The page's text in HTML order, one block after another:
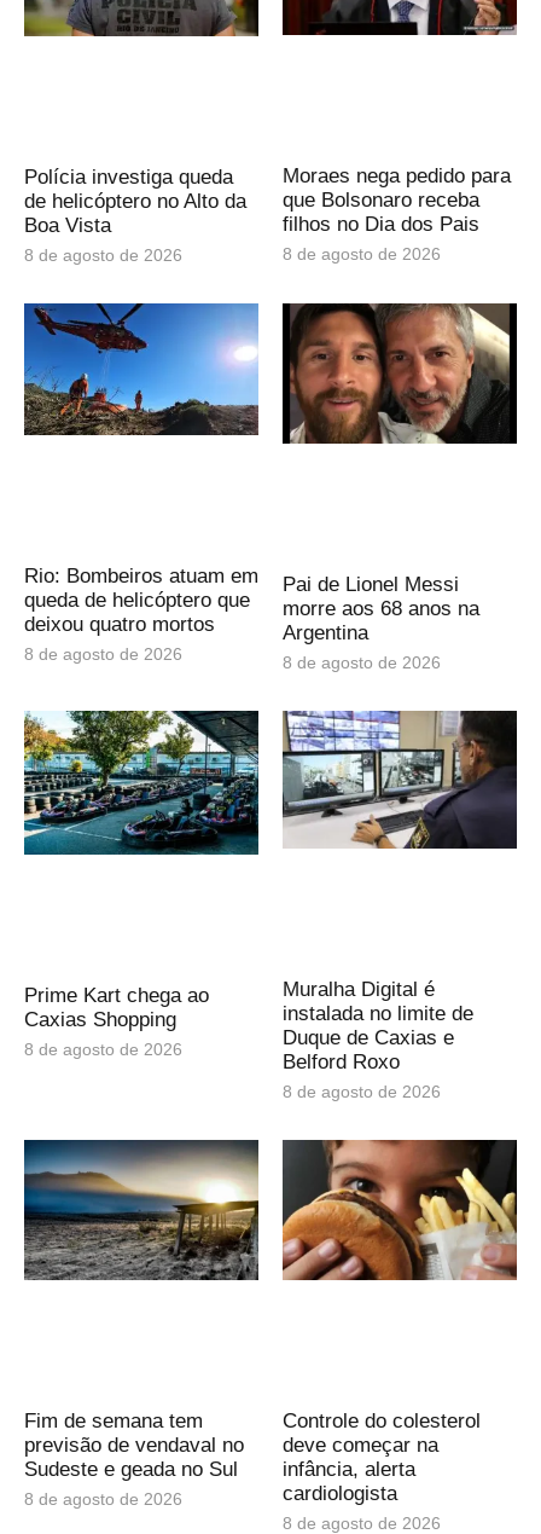
Polícia investiga queda
de helicóptero no Alto da
Boa Vista
8 de agosto de 2026
Moraes nega pedido para
que Bolsonaro receba
filhos no Dia dos Pais
8 de agosto de 2026
Rio: Bombeiros atuam em
queda de helicóptero que
deixou quatro mortos
8 de agosto de 2026
Pai de Lionel Messi
morre aos 68 anos na
Argentina
8 de agosto de 2026
Prime Kart chega ao
Caxias Shopping
8 de agosto de 2026
Muralha Digital é
instalada no limite de
Duque de Caxias e
Belford Roxo
8 de agosto de 2026
Fim de semana tem
previsão de vendaval no
Sudeste e geada no Sul
8 de agosto de 2026
Controle do colesterol
deve começar na
infância, alerta
cardiologista
8 de agosto de 2026